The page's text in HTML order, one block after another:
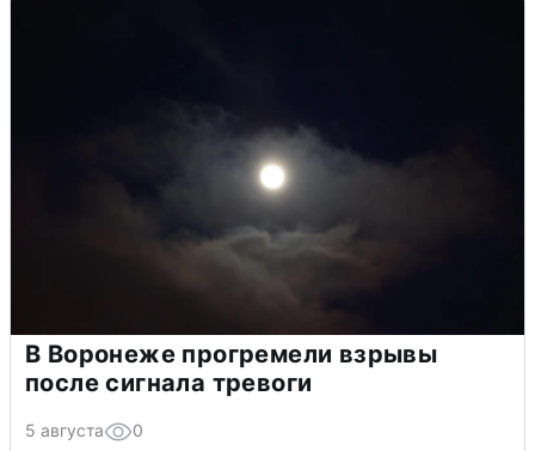
В Воронеже прогремели взрывы
после сигнала тревоги
5 августа 0